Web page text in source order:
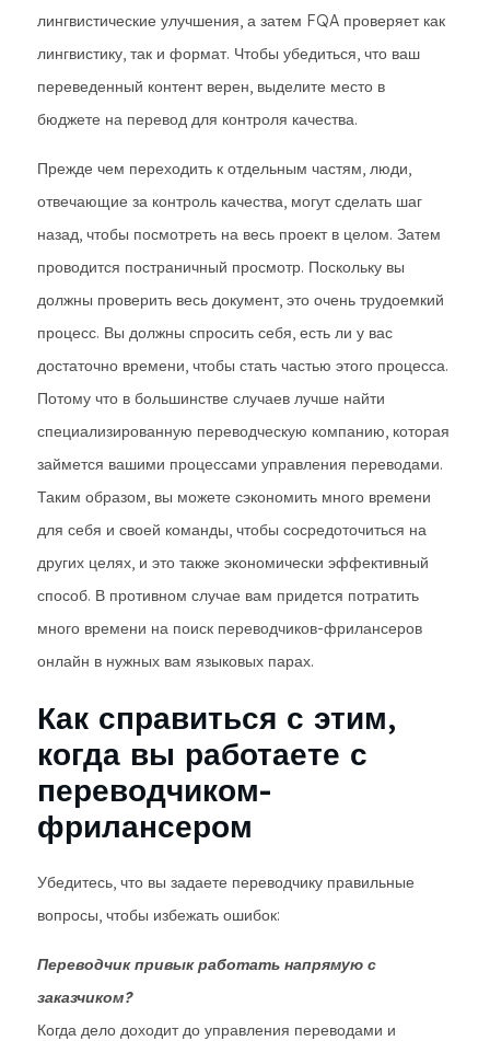
лингвистические улучшения, а затем FQA проверяет как
лингвистику, так и формат. Чтобы убедиться, что ваш
переведенный контент верен, выделите место в
бюджете на перевод для контроля качества.
Прежде чем переходить к отдельным частям, люди,
отвечающие за контроль качества, могут сделать шаг
назад, чтобы посмотреть на весь проект в целом. Затем
проводится постраничный просмотр. Поскольку вы
должны проверить весь документ, это очень трудоемкий
процесс. Вы должны спросить себя, есть ли у вас
достаточно времени, чтобы стать частью этого процесса.
Потому что в большинстве случаев лучше найти
специализированную переводческую компанию, которая
займется вашими процессами управления переводами.
Таким образом, вы можете сэкономить много времени
для себя и своей команды, чтобы сосредоточиться на
других целях, и это также экономически эффективный
способ. В противном случае вам придется потратить
много времени на поиск переводчиков-фрилансеров
онлайн в нужных вам языковых парах.
Как справиться с этим,
когда вы работаете с
переводчиком-
фрилансером
Убедитесь, что вы задаете переводчику правильные
вопросы, чтобы избежать ошибок:
Переводчик привык работать напрямую с
заказчиком?
Когда дело доходит до управления переводами и